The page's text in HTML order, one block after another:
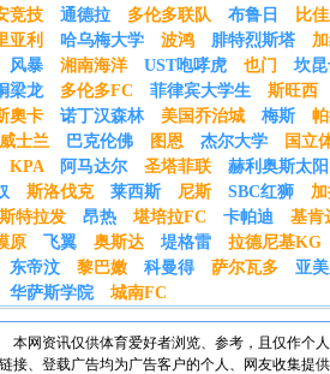
竞技
通德拉 多伦多联队 布鲁日
比
亚利
哈乌梅大学 波鸿 腓特烈斯塔
风暴 湘南海洋 UST咆哮虎 也门
坎
梁龙
多伦多FC 菲律宾大学生
斯旺西
奧卡
诺丁汉森林 美国乔治城 梅斯
士兰
巴克伦佛 图恩 杰尔大学
国立
KPA 阿马达尔 圣塔菲联
赫利奥斯太阳
斯洛伐克 莱西斯 尼斯 SBC红狮
特拉发
昂热 堪培拉FC 卡帕迪
基肯
原
飞翼 奥斯达 堤格雷
拉德尼基KG
东帝汶 黎巴嫩 科曼得 萨尔瓦多
亚
华萨斯学院 城南FC
本网资讯仅供体育爱好者浏览、参考，且仅作个
接、登载广告均为广告客户的个人、网友收集提